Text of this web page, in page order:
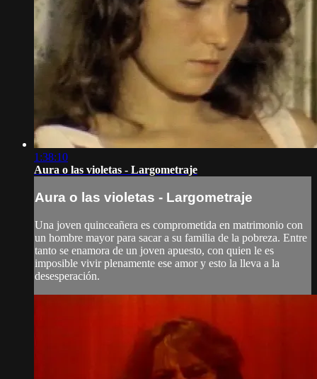
1:38:10
Aura o las violetas - Largometraje
Aura o las violetas - Largometraje
Una joven quinceañera es comprometida en matrimonio con
un hombre mayor para sacar a su familia de la pobreza. Entre
tanto se enamora de un joven apuesto, con quien le es
imposible vivir plenamente ese amor y esto la lleva a la
desesperación.